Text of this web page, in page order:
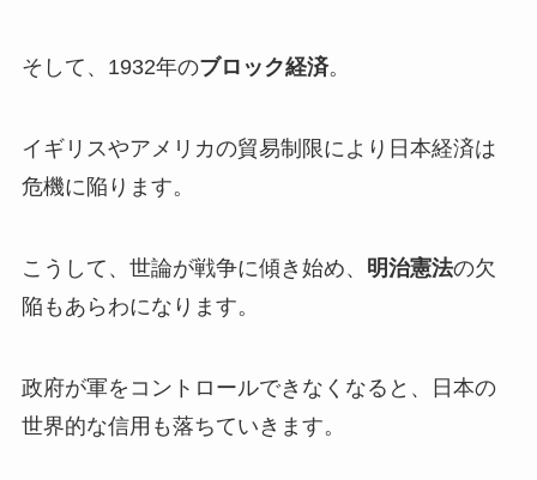
そして、1932年のブロック経済。
イギリスやアメリカの貿易制限により日本経済は
危機に陥ります。
こうして、世論が戦争に傾き始め、 明治憲法の欠
陥もあらわになります。
政府が軍をコントロールできなくなると、日本の
世界的な信用も落ちていきます。